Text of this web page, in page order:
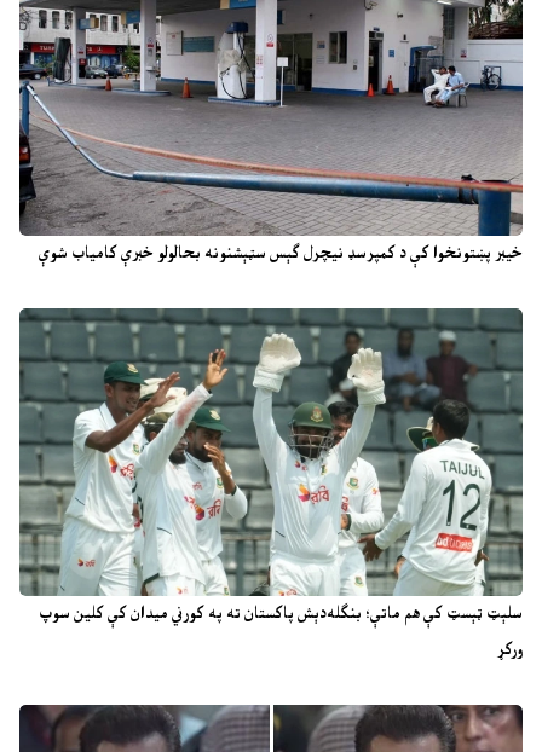
خیبر پښتونخوا کې د کمپرسډ نیچرل ګېس سټېشنونه بحالولو خبرې کامیاب شوې
سلېټ ټېسټ کې هم ماتې؛ بنګله‌دېش پاکستان ته په کورني میدان کې کلین سوپ
ورکړ